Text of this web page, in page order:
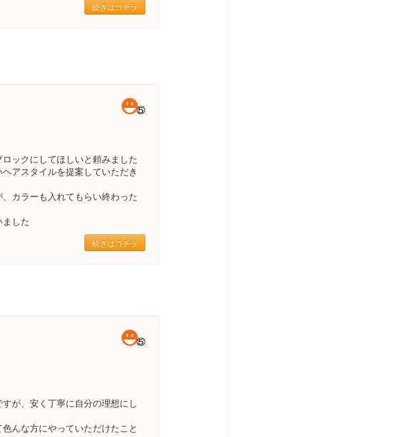
続きはコチラ
ックにしてほしいと頼みました
アスタイルを提案していただき
カラーも入れてもらい終わった
した
続きはコチラ
が、安く丁寧に自分の理想にし
んな方にやっていただけたこと